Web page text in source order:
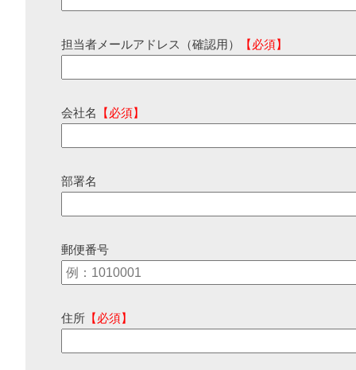
担当者メールアドレス（確認用） 【必須】
会社名 【必須】
部署名
郵便番号
住所 【必須】